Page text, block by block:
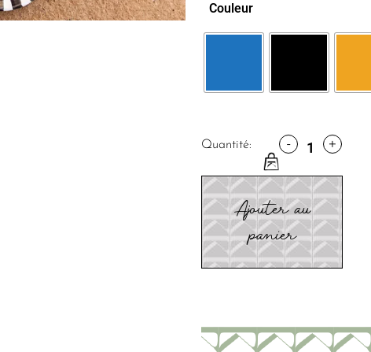
Couleur
Quantité: - +
Ajouter au
panier